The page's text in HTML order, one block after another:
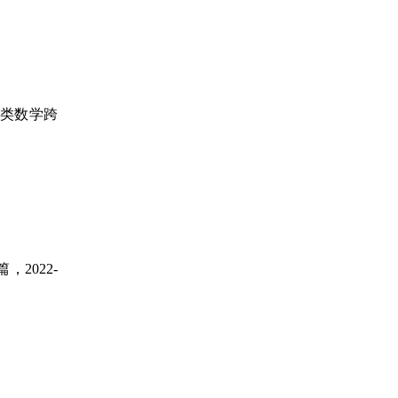
数学跨
，2022-